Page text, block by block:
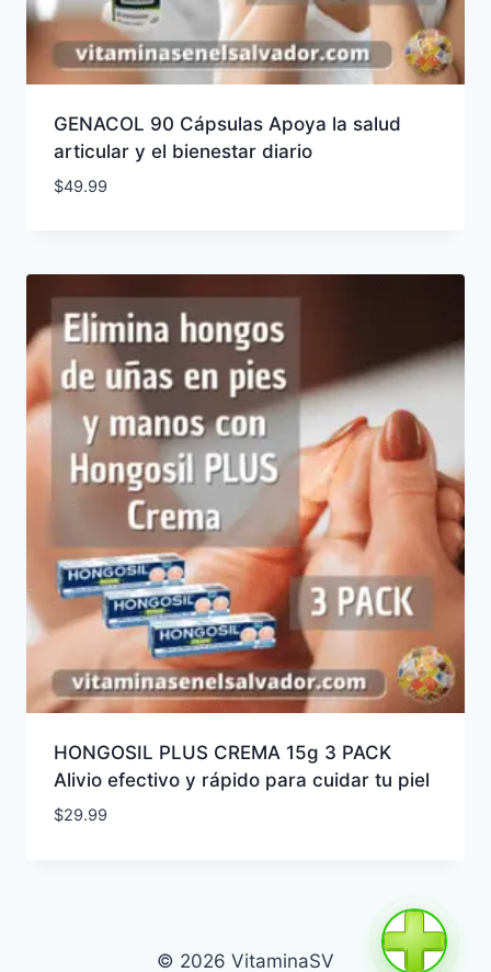
GENACOL 90 Cápsulas Apoya la salud
articular y el bienestar diario
$49.99
HONGOSIL PLUS CREMA 15g 3 PACK
Alivio efectivo y rápido para cuidar tu piel
$29.99
© 2026 VitaminaSV